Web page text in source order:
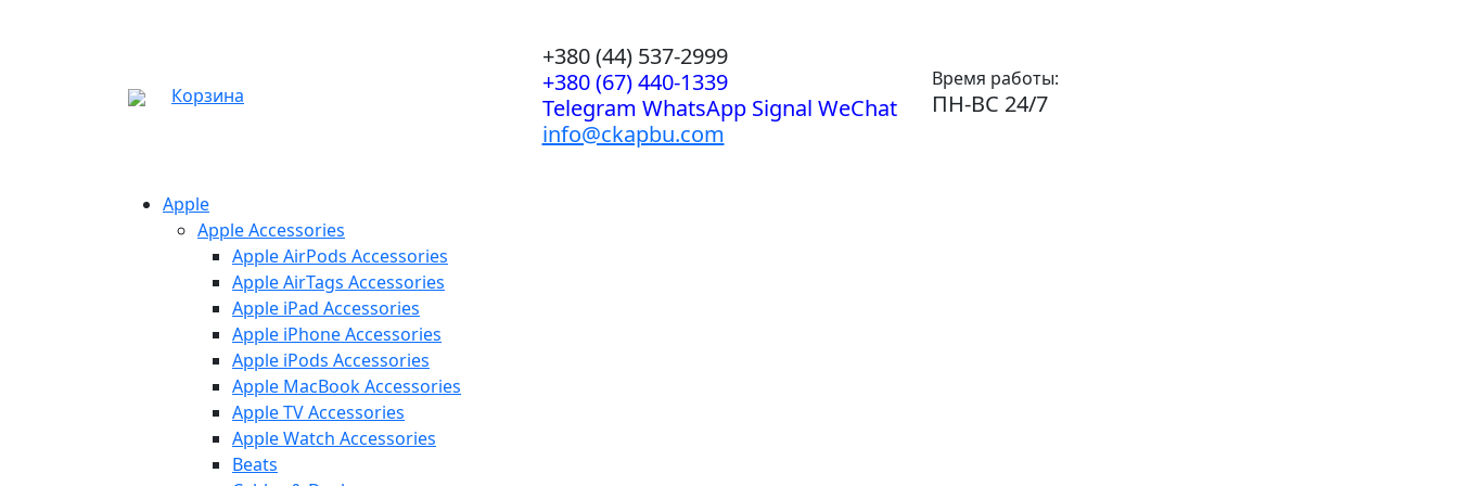
Корзина
+380 (44) 537-2999
+380 (67) 440-1339
Telegram WhatsApp Signal WeChat
info@ckapbu.com
Время работы:
ПН-ВС 24/7
Apple
Apple Accessories
Apple AirPods Accessories
Apple AirTags Accessories
Apple iPad Accessories
Apple iPhone Accessories
Apple iPods Accessories
Apple MacBook Accessories
Apple TV Accessories
Apple Watch Accessories
Beats